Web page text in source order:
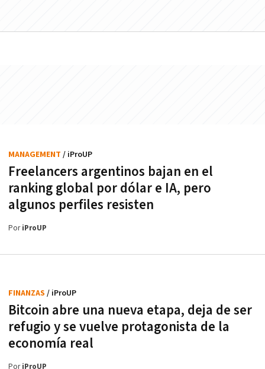
Freelancers argentinos bajan en el
ranking global por dólar e IA, pero
algunos perfiles resisten
MANAGEMENT / iProUP
PoriProUP
Bitcoin abre una nueva etapa, deja de ser
refugio y se vuelve protagonista de la
economía real
FINANZAS / iProUP